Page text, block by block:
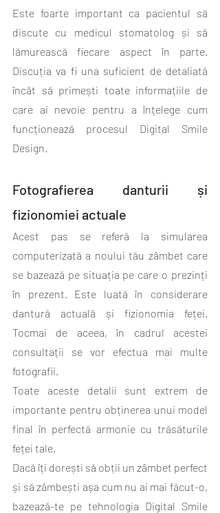
Este foarte important ca pacientul să
discute cu medicul stomatolog și să
lămurească fiecare aspect în parte.
Discuția va fi una suficient de detaliată
încât să primești toate informațiile de
care ai nevoie pentru a înțelege cum
funcționează procesul Digital Smile
Design.
Fotografierea danturii și
fizionomiei actuale
Acest pas se referă la simularea
computerizată a noului tău zâmbet care
se bazează pe situația pe care o prezinți
în prezent. Este luată în considerare
dantură actuală și fizionomia feței.
Tocmai de aceea, în cadrul acestei
consultații se vor efectua mai multe
fotografii.
Toate aceste detalii sunt extrem de
importante pentru obținerea unui model
final în perfectă armonie cu trăsăturile
feței tale.
Dacă îți dorești să obții un zâmbet perfect
și să zâmbești așa cum nu ai mai făcut-o,
bazează-te pe tehnologia Digital Smile